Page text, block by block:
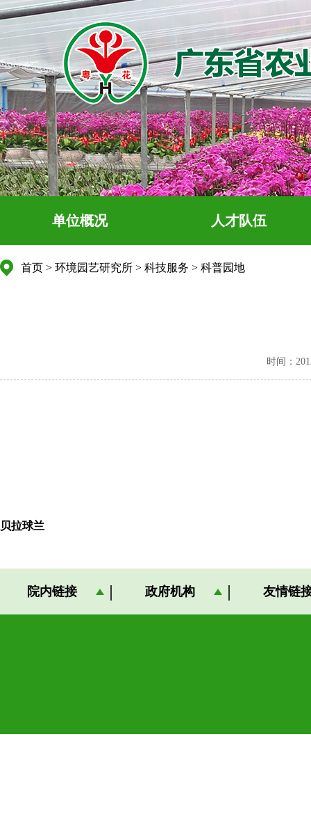
单位概况 人才队伍
首页 > 环境园艺研究所 > 科技服务 > 科普园地
时间：
贝拉球兰
院内链接 政府机构 友情链